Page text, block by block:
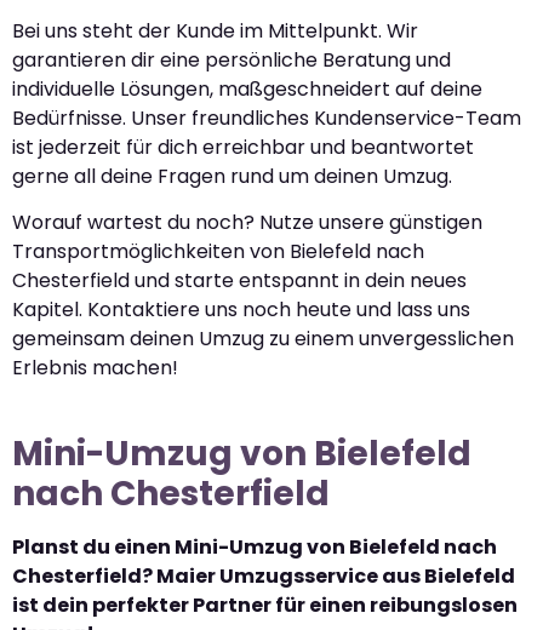
Bei uns steht der Kunde im Mittelpunkt. Wir
garantieren dir eine persönliche Beratung und
individuelle Lösungen, maßgeschneidert auf deine
Bedürfnisse. Unser freundliches Kundenservice-Team
ist jederzeit für dich erreichbar und beantwortet
gerne all deine Fragen rund um deinen Umzug.
Worauf wartest du noch? Nutze unsere günstigen
Transportmöglichkeiten von Bielefeld nach
Chesterfield und starte entspannt in dein neues
Kapitel. Kontaktiere uns noch heute und lass uns
gemeinsam deinen Umzug zu einem unvergesslichen
Erlebnis machen!
Mini-Umzug von Bielefeld
nach Chesterfield
Planst du einen Mini-Umzug von Bielefeld nach
Chesterfield? Maier Umzugsservice aus Bielefeld
ist dein perfekter Partner für einen reibungslosen